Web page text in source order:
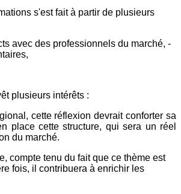
s'est fait à partir de plusieurs
avec des professionnels du marché, -
plusieurs intérêts :
cette réflexion devrait conforter sa
place cette structure, qui sera un réel
du marché.
compte tenu du fait que ce thème est
fois, il contribuera à enrichir les